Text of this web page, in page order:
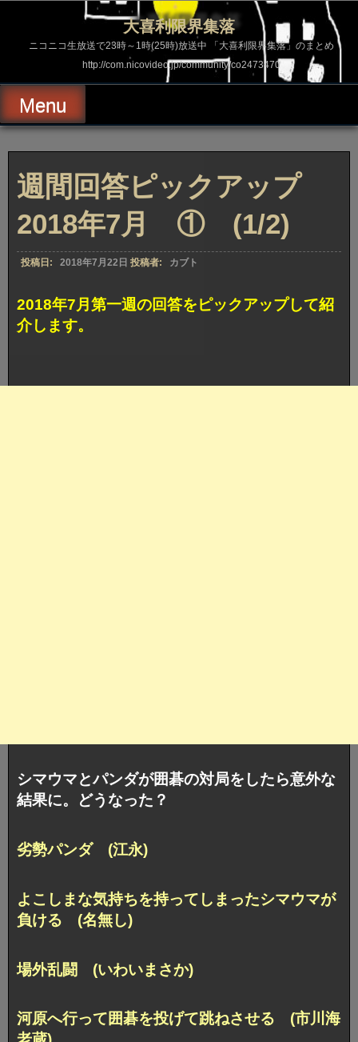
ス
ッ
プ
大喜利限界集落
ニコニコ生放送で23時～1時(25時)放送中 「大喜利限界集落」のまとめ
http://com.nicovideo.jp/community/co2473470
Menu
週間回答ピックアップ
2018年7月 ① (1/2)
投稿日: 2018年7月22日 投稿者: カブト
2018年7月第一週の回答をピックアップして紹
介します。
シマウマとパンダが囲碁の対局をしたら意外な
結果に。どうなった？
劣勢パンダ (江永)
よこしまな気持ちを持ってしまったシマウマが
負ける (名無し)
場外乱闘 (いわいまさか)
河原へ行って囲碁を投げて跳ねさせる (市川海